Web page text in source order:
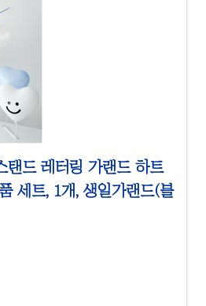
탠드 레터링 가랜드 하트
세트, 1개, 생일가랜드(블